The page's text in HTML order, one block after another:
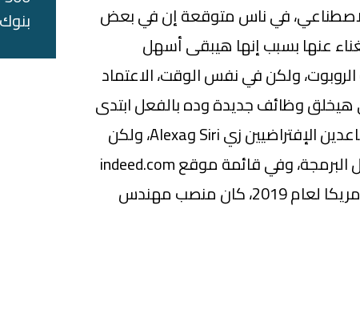
الاصطناعي، في ناس متوقعة إن في بعض
عنها بسبب إنها هيبقى أسهل
ولكن في نفس الوقت، الاعتماد
هيخلق وظائف جديدة وده بالفعل ابتدى
يحصل خصوصاً مع إنتشار المساعدين الإفتراضيين زي Siri وAlexa، ولكن
الشغلانات دي متركزة في مجال البرمجة، وفي قائمة موقع indeed.com
السنوية لأفضل الوظائف في أمريكا لعام 2019، كان منصب مهندس